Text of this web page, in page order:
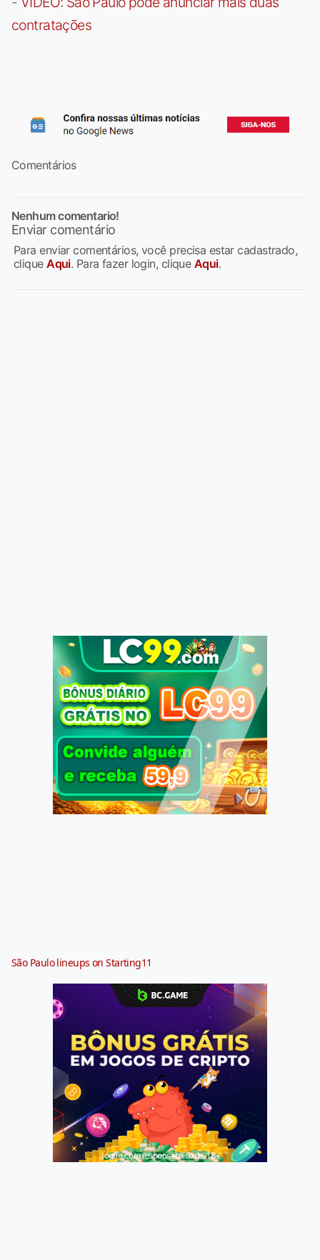
contratações
Comentários
Nenhum comentario!
Enviar comentário
Para enviar comentários, você precisa estar cadastrado,
cliqueAqui. Para fazer login, clique Aqui.
São Paulo lineups on Starting11
Jogue com responsabilidade. 18+